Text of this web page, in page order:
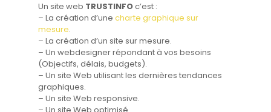
Un site web TRUSTINFOc’est :
– La création d’unecharte graphique sur
mesure.
– La création d’un site sur mesure.
– Un webdesigner répondant à vos besoins
(Objectifs, délais, budgets).
– Un site Web utilisant les dernières tendances
graphiques.
– Un site Web responsive.